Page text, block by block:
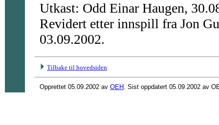
Utkast: Odd Einar Haugen,
Revidert etter innspill fra Jon
03.09.2002.
Tilbake til hovedsiden
Opprettet 05.09.2002 av OEH. Sist oppdatert 05.09.2002 av